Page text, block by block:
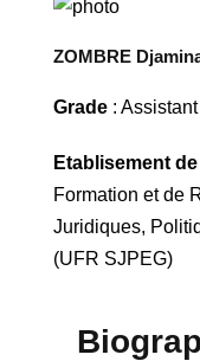
ZOMBRE
Grade: Assistant
Etablisement
Formation et de
Juridiques,
(UFR SJPEG)